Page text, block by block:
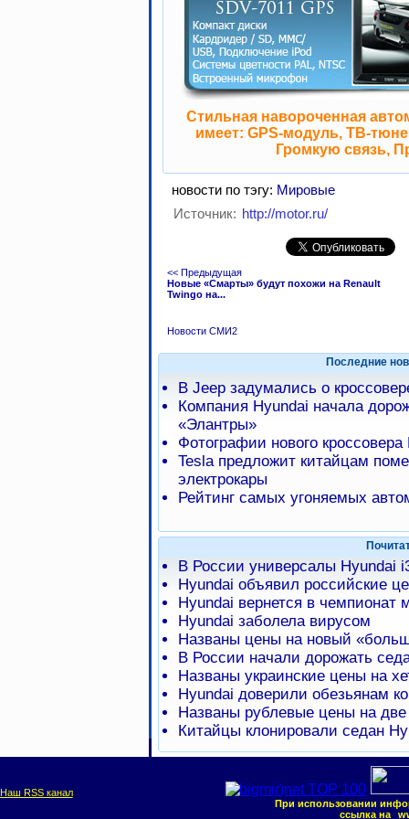
Стильная навороченная
имеет: GPS-модуль, ТВ-
Громкую связь,
новости по тэгу: Мировые
Источник: http://motor.ru/
<< Предыдущая
Новые «Смарты» будут похожи на Renault
Twingo на...
Новости СМИ2
Последние
В Jeep задумались о
Компания Hyundai начала
«Элантры»
Фотографии нового
Tesla предложит китайцам
электрокары
Рейтинг самых угоняемых
В России универсалы Hyundai
Hyundai объявил российские
Hyundai вернется в чемпионат
Hyundai заболела вирусом
Названы цены на новый
В России начали дорожать
Названы украинские цены на
Hyundai доверили обезьянам
Названы рублевые цены на две
Китайцы клонировали седан
Наш RSS канал
При использовании
ссылка на